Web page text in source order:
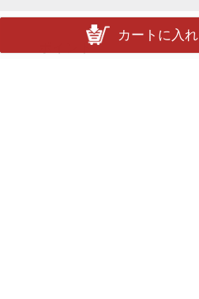
カートに入
ポイント